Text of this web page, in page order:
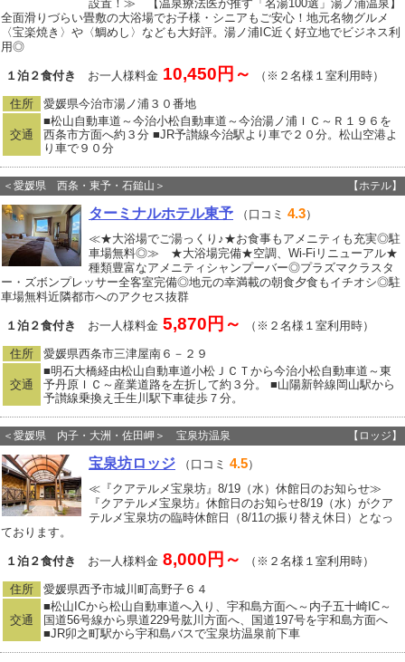
設置！≫ 【温泉療法医が推す「名湯100選」湯ノ浦温泉】
全面滑りづらい畳敷の大浴場でお子様・シニアもご安心！地元名物グルメ
〈宝楽焼き〉や〈鯛めし〉なども大好評。湯ノ浦IC近く好立地でビジネス利
用◎
１泊２食付き お一人様料金 10,450円～ （※２名様１室利用時）
住所 愛媛県今治市湯ノ浦３０番地
交通
■松山自動車道～今治小松自動車道～今治湯ノ浦ＩＣ～Ｒ１９６を
西条市方面へ約３分 ■JR予讃線今治駅より車で２０分。松山空港よ
り車で９０分
＜愛媛県 西条・東予・石鎚山＞ 【ホテル】
ターミナルホテル東予 （口コミ 4.3）
≪★大浴場でご湯っくり♪★お食事もアメニティも充実◎駐
車場無料◎≫ ★大浴場完備★空調、Wi-Fiリニューアル★
種類豊富なアメニティシャンプーバー◎プラズマクラスタ
ー・ズボンプレッサー全客室完備◎地元の幸満載の朝食夕食もイチオシ◎駐
車場無料近隣都市へのアクセス抜群
１泊２食付き お一人様料金 5,870円～ （※２名様１室利用時）
住所 愛媛県西条市三津屋南６－２９
交通
■明石大橋経由松山自動車道小松ＪＣＴから今治小松自動車道～東
予丹原ＩＣ～産業道路を左折して約３分。 ■山陽新幹線岡山駅から
予讃線乗換え壬生川駅下車徒歩７分。
＜愛媛県 内子・大洲・佐田岬＞ 宝泉坊温泉 【ロッジ】
宝泉坊ロッジ （口コミ 4.5）
≪『クアテルメ宝泉坊』8/19（水）休館日のお知らせ≫
『クアテルメ宝泉坊』休館日のお知らせ8/19（水）がクア
テルメ宝泉坊の臨時休館日（8/11の振り替え休日）となっ
ております。
１泊２食付き お一人様料金 8,000円～ （※２名様１室利用時）
住所 愛媛県西予市城川町高野子６４
交通
■松山ICから松山自動車道へ入り、宇和島方面へ～内子五十崎IC～
国道56号線から県道229号肱川方面へ、国道197号を宇和島方面へ
■JR卯之町駅から宇和島バスで宝泉坊温泉前下車